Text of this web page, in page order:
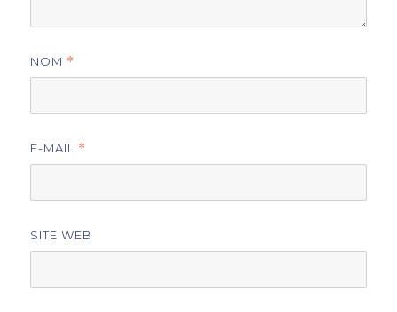
NOM *
E-MAIL *
SITE WEB